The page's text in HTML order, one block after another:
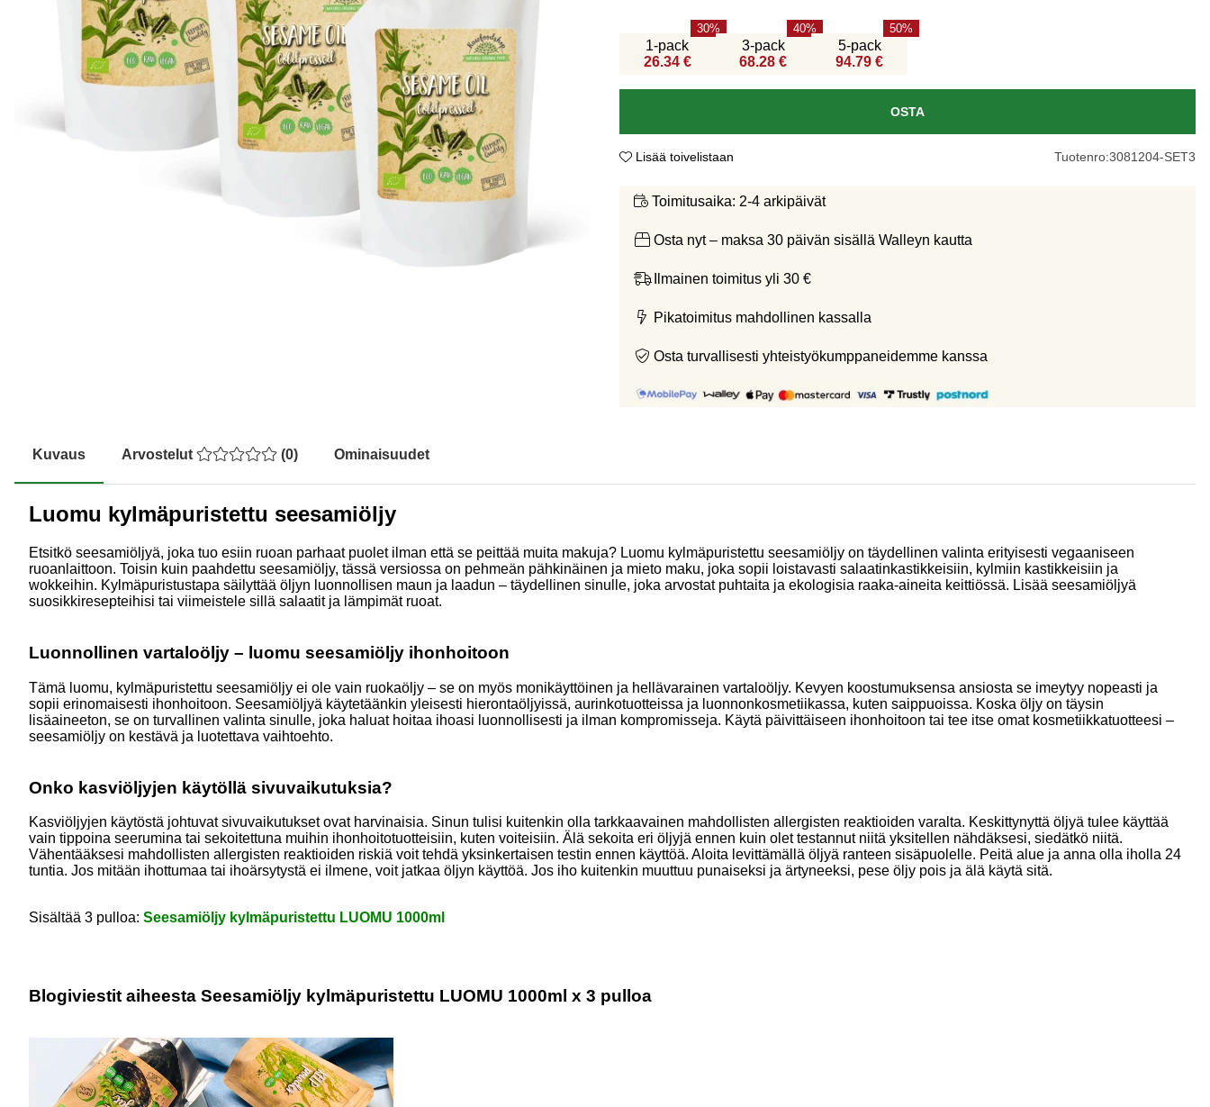
1-pack
26.34 €
30
3-pack
68.28 €
40
5-pack
94.79 €
50
OSTA
Lisää toivelistaan Tuotenro:3081204-SET3
Toimitusaika: 2-4 arkipäivät
Osta nyt – maksa 30 päivän sisällä Walleyn kautta
Ilmainen toimitus yli 30 €
Pikatoimitus mahdollinen kassalla
Osta turvallisesti yhteistyökumppaneidemme kanssa
Kuvaus Arvostelut (0) Ominaisuudet
Luomu kylmäpuristettu seesamiöljy
Etsitkö seesamiöljyä, joka tuo esiin ruoan parhaat puolet ilman että se peittää muita makuja? Luomu kylmäpuristettu seesamiöljy on täydellinen valinta erityisesti vegaaniseen
ruoanlaittoon. Toisin kuin paahdettu seesamiöljy, tässä versiossa on pehmeän pähkinäinen ja mieto maku, joka sopii loistavasti salaatinkastikkeisiin, kylmiin kastikkeisiin ja
wokkeihin. Kylmäpuristustapa säilyttää öljyn luonnollisen maun ja laadun – täydellinen sinulle, joka arvostat puhtaita ja ekologisia raaka-aineita keittiössä. Lisää seesamiöljyä
suosikkiresepteihisi tai viimeistele sillä salaatit ja lämpimät ruoat.
Luonnollinen vartaloöljy – luomu seesamiöljy ihonhoitoon
Tämä luomu, kylmäpuristettu seesamiöljy ei ole vain ruokaöljy – se on myös monikäyttöinen ja hellävarainen vartaloöljy. Kevyen koostumuksensa ansiosta se imeytyy nopeasti ja
sopii erinomaisesti ihonhoitoon. Seesamiöljyä käytetäänkin yleisesti hierontaöljyissä, aurinkotuotteissa ja luonnonkosmetiikassa, kuten saippuoissa. Koska öljy on täysin
lisäaineeton, se on turvallinen valinta sinulle, joka haluat hoitaa ihoasi luonnollisesti ja ilman kompromisseja. Käytä päivittäiseen ihonhoitoon tai tee itse omat kosmetiikkatuotteesi –
seesamiöljy on kestävä ja luotettava vaihtoehto.
Onko kasviöljyjen käytöllä sivuvaikutuksia?
Kasviöljyjen käytöstä johtuvat sivuvaikutukset ovat harvinaisia. Sinun tulisi kuitenkin olla tarkkaavainen mahdollisten allergisten reaktioiden varalta. Keskittynyttä öljyä tulee käyttää
vain tippoina seerumina tai sekoitettuna muihin ihonhoitotuotteisiin, kuten voiteisiin. Älä sekoita eri öljyjä ennen kuin olet testannut niitä yksitellen nähdäksesi, siedätkö niitä.
Vähentääksesi mahdollisten allergisten reaktioiden riskiä voit tehdä yksinkertaisen testin ennen käyttöä. Aloita levittämällä öljyä ranteen sisäpuolelle. Peitä alue ja anna olla iholla 24
tuntia. Jos mitään ihottumaa tai ihoärsytystä ei ilmene, voit jatkaa öljyn käyttöä. Jos iho kuitenkin muuttuu punaiseksi ja ärtyneeksi, pese öljy pois ja älä käytä sitä.
Sisältää 3 pulloa: Seesamiöljy kylmäpuristettu LUOMU 1000ml
Blogiviestit aiheesta Seesamiöljy kylmäpuristettu LUOMU 1000ml x 3 pulloa